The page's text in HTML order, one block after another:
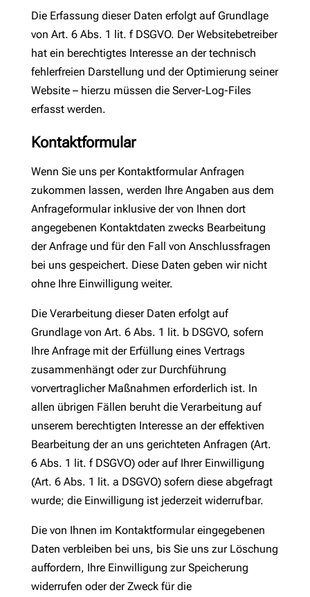
Die Erfassung dieser Daten erfolgt auf Grundlage
von Art. 6 Abs. 1 lit. f DSGVO. Der Websitebetreiber
hat ein berechtigtes Interesse an der technisch
fehlerfreien Darstellung und der Optimierung seiner
Website – hierzu müssen die Server-Log-Files
erfasst werden.
Kontaktformular
Wenn Sie uns per Kontaktformular Anfragen
zukommen lassen, werden Ihre Angaben aus dem
Anfrageformular inklusive der von Ihnen dort
angegebenen Kontaktdaten zwecks Bearbeitung
der Anfrage und für den Fall von Anschlussfragen
bei uns gespeichert. Diese Daten geben wir nicht
ohne Ihre Einwilligung weiter.
Die Verarbeitung dieser Daten erfolgt auf
Grundlage von Art. 6 Abs. 1 lit. b DSGVO, sofern
Ihre Anfrage mit der Erfüllung eines Vertrags
zusammenhängt oder zur Durchführung
vorvertraglicher Maßnahmen erforderlich ist. In
allen übrigen Fällen beruht die Verarbeitung auf
unserem berechtigten Interesse an der effektiven
Bearbeitung der an uns gerichteten Anfragen (Art.
6 Abs. 1 lit. f DSGVO) oder auf Ihrer Einwilligung
(Art. 6 Abs. 1 lit. a DSGVO) sofern diese abgefragt
wurde; die Einwilligung ist jederzeit widerrufbar.
Die von Ihnen im Kontaktformular eingegebenen
Daten verbleiben bei uns, bis Sie uns zur Löschung
auffordern, Ihre Einwilligung zur Speicherung
widerrufen oder der Zweck für die